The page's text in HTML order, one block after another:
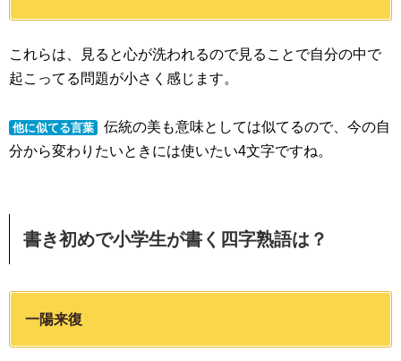
これらは、見ると心が洗われるので見ることで自分の中で
起こってる問題が小さく感じます。
他に似てる言葉
伝統の美も意味としては似てるので、今の自
分から変わりたいときには使いたい4文字ですね。
書き初めで小学生が書く四字熟語は？
一陽来復